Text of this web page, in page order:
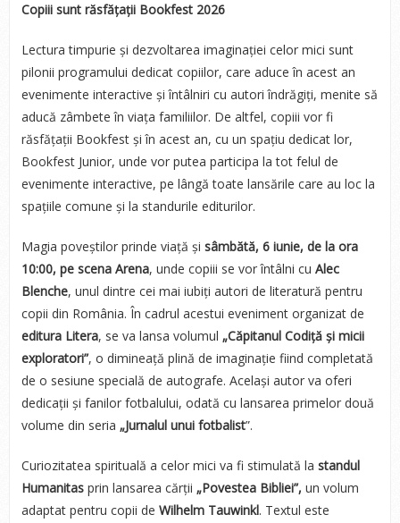
Copiii sunt răsfățații Bookfest 2026
Lectura timpurie și dezvoltarea imaginației celor mici sunt
pilonii programului dedicat copiilor, care aduce în acest an
evenimente interactive și întâlniri cu autori îndrăgiți, menite să
aducă zâmbete în viața familiilor. De altfel, copiii vor fi
răsfățații Bookfest și în acest an, cu un spațiu dedicat lor,
Bookfest Junior, unde vor putea participa la tot felul de
evenimente interactive, pe lângă toate lansările care au loc la
spațiile comune și la standurile editurilor.
Magia poveștilor prinde viață și sâmbătă, 6 iunie, de la ora
10:00, pe scena Arena, unde copiii se vor întâlni cu Alec
Blenche, unul dintre cei mai iubiți autori de literatură pentru
copii din România. În cadrul acestui eveniment organizat de
editura Litera, se va lansa volumul „Căpitanul Codiță și micii
exploratori”, o dimineață plină de imaginație fiind completată
de o sesiune specială de autografe. Același autor va oferi
dedicații și fanilor fotbalului, odată cu lansarea primelor două
volume din seria „Jurnalul unui fotbalist”.
Curiozitatea spirituală a celor mici va fi stimulată la standul
Humanitasprin lansarea cărții „Povestea Bibliei”, un volum
adaptat pentru copii de Wilhelm Tauwinkl. Textul este